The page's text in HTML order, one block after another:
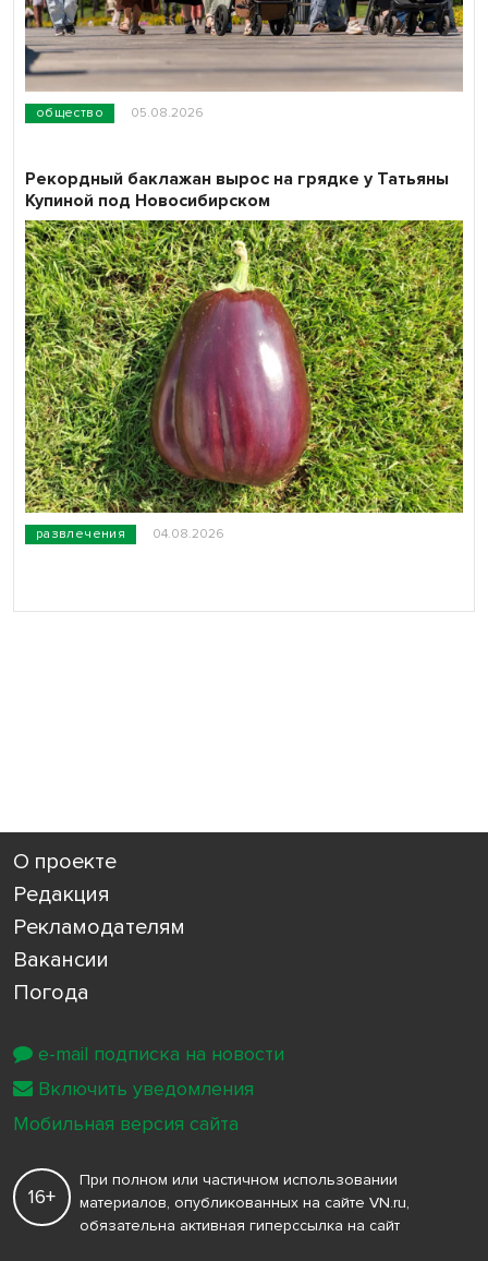
общество 05.08.2026
развлечения 04.08.2026
Рекордный баклажан вырос на грядке у Татьяны
Купиной под Новосибирском
О проекте
Редакция
Рекламодателям
Вакансии
Погода
16+
При полном или частичном использовании
материалов, опубликованных на сайте VN.ru,
обязательна активная гиперссылка на сайт
e-mail подписка на новости
Включить уведомления
Мобильная версия сайта